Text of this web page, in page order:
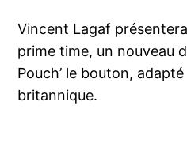
Vincent Lagaf
prime time, un nouveau
Pouch’ le bouton,
britannique.